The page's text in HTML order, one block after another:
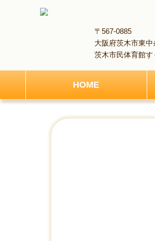
〒567-0885
大阪府茨木市東
茨木市民体育館す
HOME